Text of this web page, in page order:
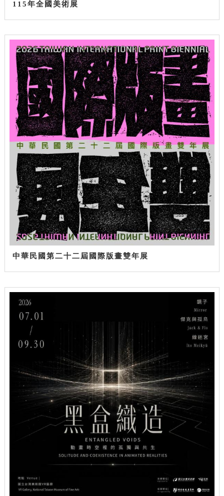
115年全國美術展
中華民國第二十二屆國際版畫雙年展